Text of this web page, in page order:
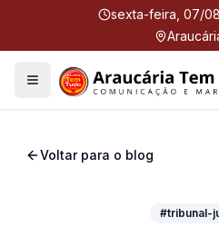
sexta-feira, 07/
Menu
Voltar para o blog
#tribunal-